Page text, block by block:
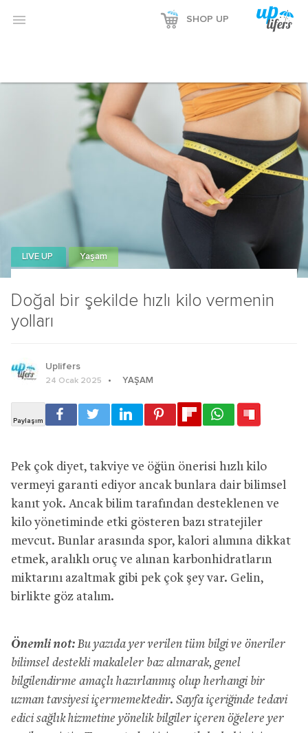
Reklamı Göster
Reklamı Gizle
 SHOP UP
Doğal bir şekilde hızlı kilo vermenin
yolları
LIVE UP Yaşam
Uplifers
24 Ocak 2025 YAŞAM
Pek çok diyet, takviye ve öğün önerisi hızlı kilo
vermeyi garanti ediyor ancak bunlara dair bilimsel
kanıt yok. Ancak bilim tarafından desteklenen ve
kilo yönetiminde etki gösteren bazı stratejiler
mevcut. Bunlar arasında spor, kalori alımına dikkat
etmek, aralıklı oruç ve alınan karbonhidratların
miktarını azaltmak gibi pek çok şey var. Gelin,
birlikte göz atalım.
Önemli not: Bu yazıda yer verilen tüm bilgi ve öneriler
bilimsel destekli makaleler baz alınarak, genel
bilgilendirme amaçlı hazırlanmış olup herhangi bir
uzman tavsiyesi içermemektedir. Sayfa içeriğinde tedavi
edici sağlık hizmetine yönelik bilgiler içeren öğelere yer